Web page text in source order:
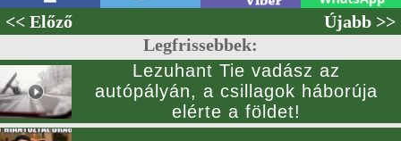
<< Előző
Újabb >>
Legfrissebbek:
Lezuhant Tie vadász az
autópályán, a csillagok háborúja
elérte a földet!